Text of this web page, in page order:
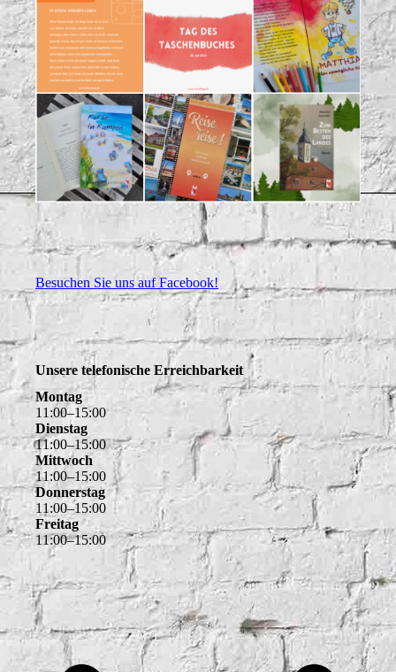
Besuchen Sie uns auf Facebook!
Unsere telefonische Erreichbarkeit
Montag
11 :00–15:00
Dienstag
11:00–15:00
Mittwoch
11 :00–15:00
Donnerstag
11:00–15:00
Freitag
11:00–15:00